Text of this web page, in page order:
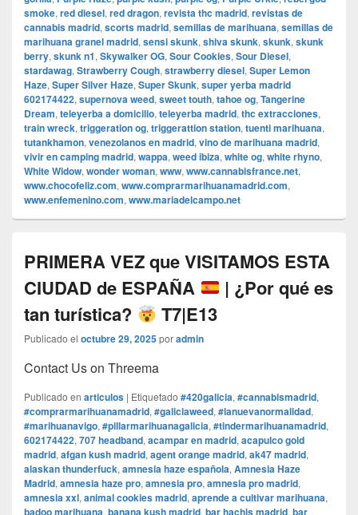
smoke, red diesel, red dragon, revista thc madrid, revistas de
cannabis madrid, scorts madrid, semillas de marihuana, semillas de
marihuana granel madrid, sensi skunk, shiva skunk, skunk, skunk
berry, skunk n1, Skywalker OG, Sour Cookies, Sour Diesel,
stardawag, Strawberry Cough, strawberry diesel, Super Lemon
Haze, Super Silver Haze, Super Skunk, super yerba madrid
602174422, supernova weed, sweet touth, tahoe og, Tangerine
Dream, teleyerba a domicilio, teleyerba madrid, thc extracciones,
train wreck, triggeration og, triggerattion station, tuenti marihuana,
tutankhamon, venezolanos en madrid, vino de marihuana madrid,
vivir en camping madrid, wappa, weed ibiza, white og, white rhyno,
White Widow, wonder woman, www, www.cannabisfrance.net,
www.chocofeliz.com, www.comprarmarihuanamadrid.com,
www.enfemenino.com, www.mariadelcampo.net
PRIMERA VEZ que VISITAMOS ESTA
CIUDAD de ESPAÑA
| ¿Por qué es
tan turística?
T7|E13
Publicado el octubre 29, 2025poradmin
Contact Us on Threema
Publicado en articulos | Etiquetado #420galicia, #cannabismadrid,
#comprarmarihuanamadrid, #galiciaweed, #lanuevanormalidad,
#marihuanavigo, #pillarmarihuanagalicia, #tindermarihuanamadrid,
602174422, 707 headband, acampar en madrid, acapulco gold
madrid, afgan kush madrid, agent orange madrid, ak47 madrid,
alaskan thunderfuck, amnesia haze española, Amnesia Haze
Madrid, amnesia haze pro, amnesia pro, amnesia pro madrid,
amnesia xxl, animal cookies madrid, aprende a cultivar marihuana,
badoo marihuana, banana kush madrid, bar hachis madrid, bar